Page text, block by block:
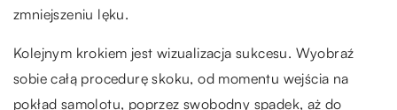
zmniejszeniu lęku.
Kolejnym krokiem jest wizualizacja sukcesu. Wyobraź
sobie całą procedurę skoku, od momentu wejścia na
pokład samolotu, poprzez swobodny spadek, aż do